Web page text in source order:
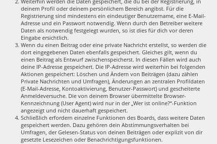
deinem Profil oder deinem persönlichem Bereich angibst. Für die
Registrierung sind mindestens ein eindeutiger Benutzername, eine E-Mail-
Adresse und ein Passwort notwendig. Wenn durch den Betreiber weitere
Daten als notwendig festgelegt wurden, so ist dies für dich vor deren
Eingabe ersichtlich.
Wenn du einen Beitrag oder eine private Nachricht erstellst, so werden die
dort eingegebenen Daten ebenfalls gespeichert. Gleiches gilt, wenn du
einen Beitrag als Entwurf zwischenspeicherst. In diesen Fällen wird auch
deine IP-Adresse gespeichert. Die IP-Adresse wird weiterhin bei folgenden
Aktionen gespeichert: Löschen und Ändern von Beiträgen (dazu zählen
Private Nachrichten und Umfragen), Änderungen an zentralen Profildaten
(E-Mail-Adresse, Kontoaktivierung, Benutzer-Passwort) und gescheiterte
Anmeldeversuche. Die von deinem Browser übermittelte Browser-
Kennzeichnung (User Agent) wird nur in der „Wer ist online?“-Funktion
angezeigt und nicht dauerhaft gespeichert.
Schließlich erfordern einzelne Funktionen des Boards, dass weitere Daten
gespeichert werden. Dazu gehören dein Abstimmungsverhalten bei
Umfragen, der Gelesen-Status von deinen Beiträgen oder explizit von dir
gesetzte Lesezeichen oder Benachrichtigungsfunktionen.